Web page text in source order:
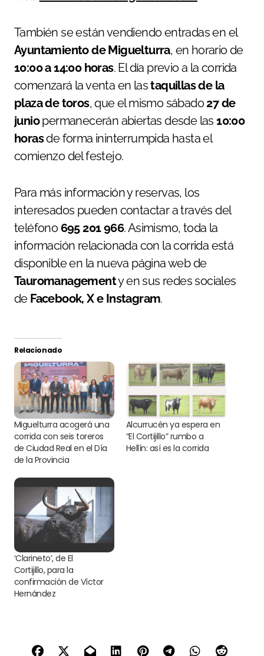
También se están vendiendo entradas en el
Ayuntamiento de Miguelturra, en horario de
10:00 a 14:00 horas. El día previo a la corrida
comenzará la venta en lastaquillas de la
plaza de toros, que el mismo sábado27 de
juniopermanecerán abiertas desde las10:00
horasde forma ininterrumpida hasta el
comienzo del festejo.
Para más información y reservas, los
interesados pueden contactar a través del
teléfono 695 201 966. Asimismo, toda la
información relacionada con la corrida está
disponible en la nueva página web de
Tauromanagementy en sus redes sociales
de Facebook, X e Instagram.
Relacionado
Miguelturra acogerá una
corrida con seis toreros
de Ciudad Real en el Día
de la Provincia
Alcurrucén ya espera en
“El Cortijillo” rumbo a
Hellín: así es la corrida
‘Clarineto’, de El
Cortijillo, para la
confirmación de Víctor
Hernández